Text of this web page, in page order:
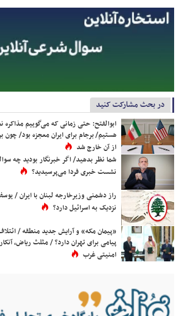
در بحث مشارکت کنید
ابوالفتح: حتی زمانی که می‌گوییم مذاکره
هستیم/ برجام برای ایران معجزه بود/ چون
از آن خارج شد
شما نظر بدهید/ اگر خبرنگار بودید چه
نشست خبری فردا می‌پرسیدید؟
راز دشمنی وزیرخارجه لبنان با ایران /
نزدیک به اسرائیل دارد؟
«پیمان مکه» و آرایش جدید منطقه /
پیامی برای تهران دارد؟ / مثلث ریاض،
امنیتی غرب